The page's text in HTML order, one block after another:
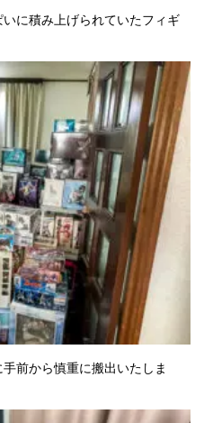
次
ます。※上記買取価格はパッケージ未
格表掲載の商品について、買取UPキ
買取致します。あんしん見
定をぜひご利用下さい。
に積み上げられていたフィギ
前から慎重に搬出いたしま